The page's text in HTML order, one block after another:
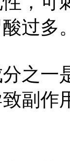
过多
之一
副作